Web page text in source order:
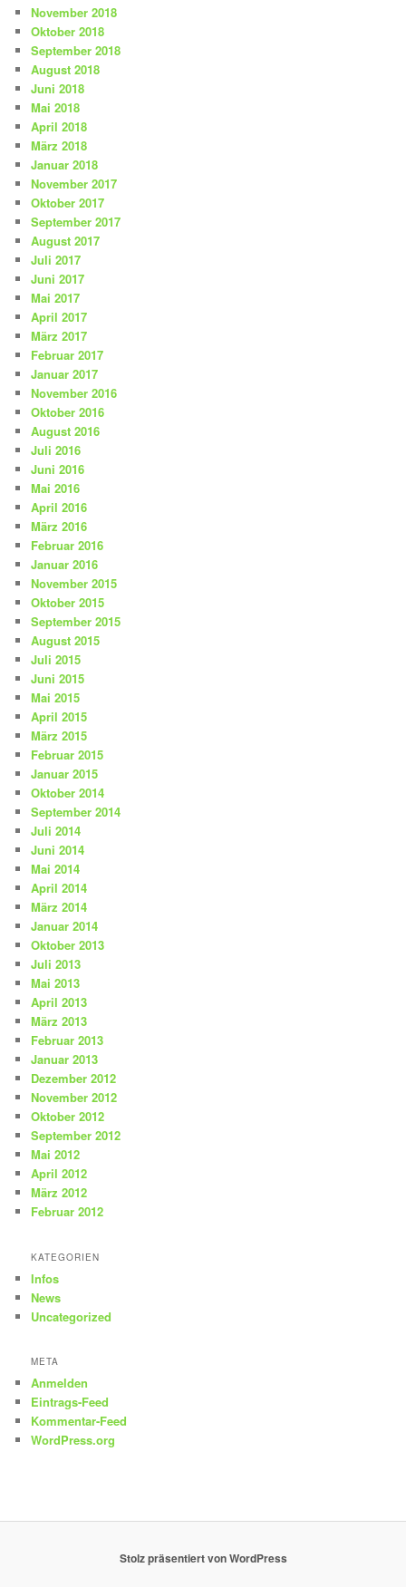
November 2018
Oktober 2018
September 2018
August 2018
Juni 2018
Mai 2018
April 2018
März 2018
Januar 2018
November 2017
Oktober 2017
September 2017
August 2017
Juli 2017
Juni 2017
Mai 2017
April 2017
März 2017
Februar 2017
Januar 2017
November 2016
Oktober 2016
August 2016
Juli 2016
Juni 2016
Mai 2016
April 2016
März 2016
Februar 2016
Januar 2016
November 2015
Oktober 2015
September 2015
August 2015
Juli 2015
Juni 2015
Mai 2015
April 2015
März 2015
Februar 2015
Januar 2015
Oktober 2014
September 2014
Juli 2014
Juni 2014
Mai 2014
April 2014
März 2014
Januar 2014
Oktober 2013
Juli 2013
Mai 2013
April 2013
März 2013
Februar 2013
Januar 2013
Dezember 2012
November 2012
Oktober 2012
September 2012
Mai 2012
April 2012
März 2012
Februar 2012
KATEGORIEN
Infos
News
Uncategorized
META
Anmelden
Eintrags-Feed
Kommentar-Feed
WordPress.org
Stolz präsentiert von WordPress